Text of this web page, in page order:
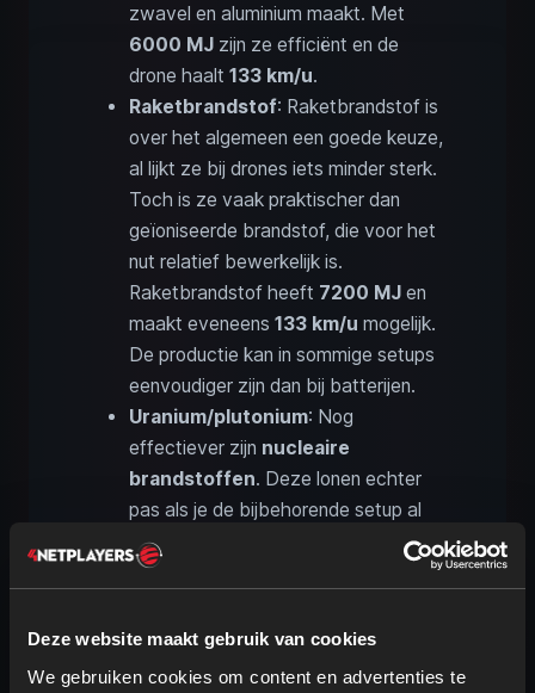
Deze website maakt gebruik van cookies
We gebruiken cookies om content en advertenties te
zwavel en aluminium maakt. Met
6000 MJ zijn ze efficiënt en de
drone haalt 133 km/u.
Raketbrandstof: Raketbrandstof is
over het algemeen een goede keuze,
al lijkt ze bij drones iets minder sterk.
Toch is ze vaak praktischer dan
geïoniseerde brandstof, die voor het
nut relatief bewerkelijk is.
Raketbrandstof heeft 7200 MJ en
maakt eveneens 133 km/u mogelijk.
De productie kan in sommige setups
eenvoudiger zijn dan bij batterijen.
Uranium/plutonium: Nog
effectiever zijn nucleaire
brandstoffen. Deze lonen echter
pas als je de bijbehorende setup al
draait. Voordeel: bij het verbruiken
van brandstofstaven in drones
tot in de kerncentrale.Uranium